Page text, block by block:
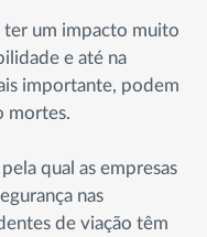
um impacto muito
e até na
importante, podem
mortes.
qual as empresas
nas
de viação têm